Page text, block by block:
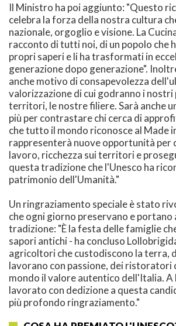
Il Ministro ha poi aggiunto: "Questo
celebra la forza della nostra cultura
nazionale, orgoglio e visione. La
racconto di tutti noi, di un popolo che
propri saperi e li ha trasformati in
generazione dopo generazione".
anche motivo di consapevolezza
valorizzazione di cui godranno i
territori, le nostre filiere. Sarà anche
più per contrastare chi cerca di
che tutto il mondo riconosce al Made
rappresenterà nuove opportunità per
lavoro, ricchezza sui territori e
questa tradizione che l'Unesco ha
patrimonio dell'Umanità."
Un ringraziamento speciale è stato
che ogni giorno preservano e portano
tradizione: "È la festa delle famiglie
sapori antichi - ha concluso
agricoltori che custodiscono la terra,
lavorano con passione, dei ristoratori
mondo il valore autentico dell'Italia. A
lavorato con dedizione a questa
più profondo ringraziamento."